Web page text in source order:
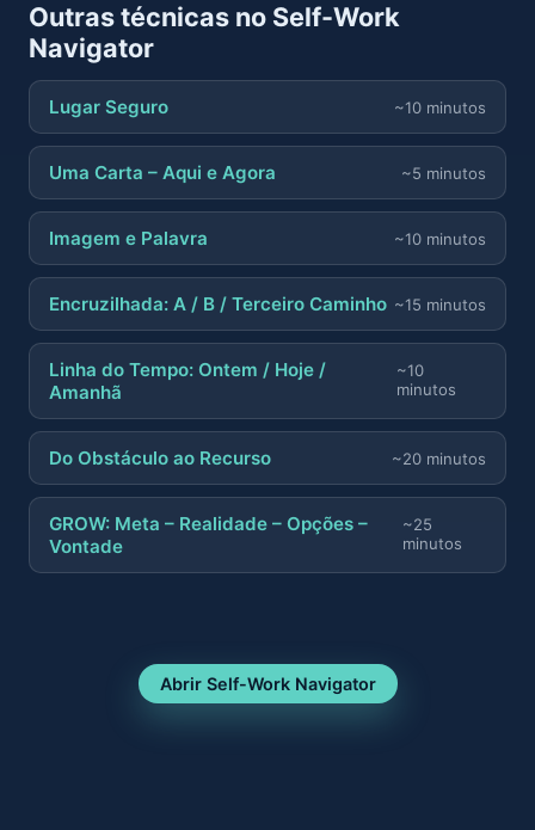
Outras técnicas no Self-Work
Navigator
Lugar Seguro ~10 minutos
Uma Carta – Aqui e Agora ~5 minutos
Imagem e Palavra ~10 minutos
Encruzilhada: A / B / Terceiro Caminho ~15 minutos
Linha do Tempo: Ontem / Hoje /
Amanhã
~10
minutos
Do Obstáculo ao Recurso ~20 minutos
GROW: Meta – Realidade – Opções –
Vontade
~25
minutos
Abrir Self-Work Navigator